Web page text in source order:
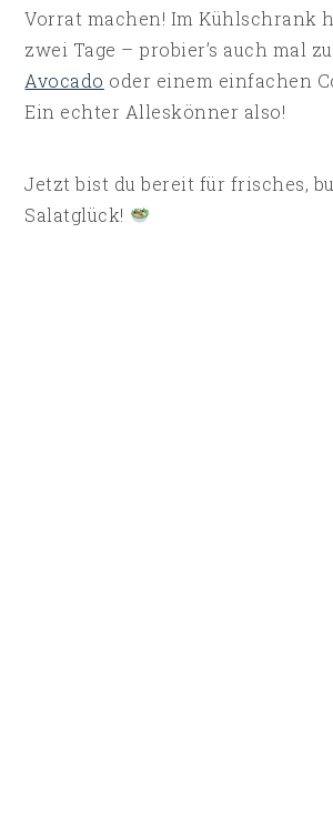
Vorrat machen! Im Kühlschrank
zwei Tage – probier’s auch mal zu
Avocado oder einem einfachen
Ein echter Alleskönner also!
Jetzt bist du bereit für frisches,
Salatglück!